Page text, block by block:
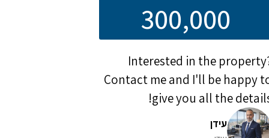
300,000
Interested in the
Contact me and I'll be happy
give you all the
עידן